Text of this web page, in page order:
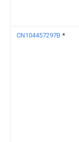
CN104457297B *